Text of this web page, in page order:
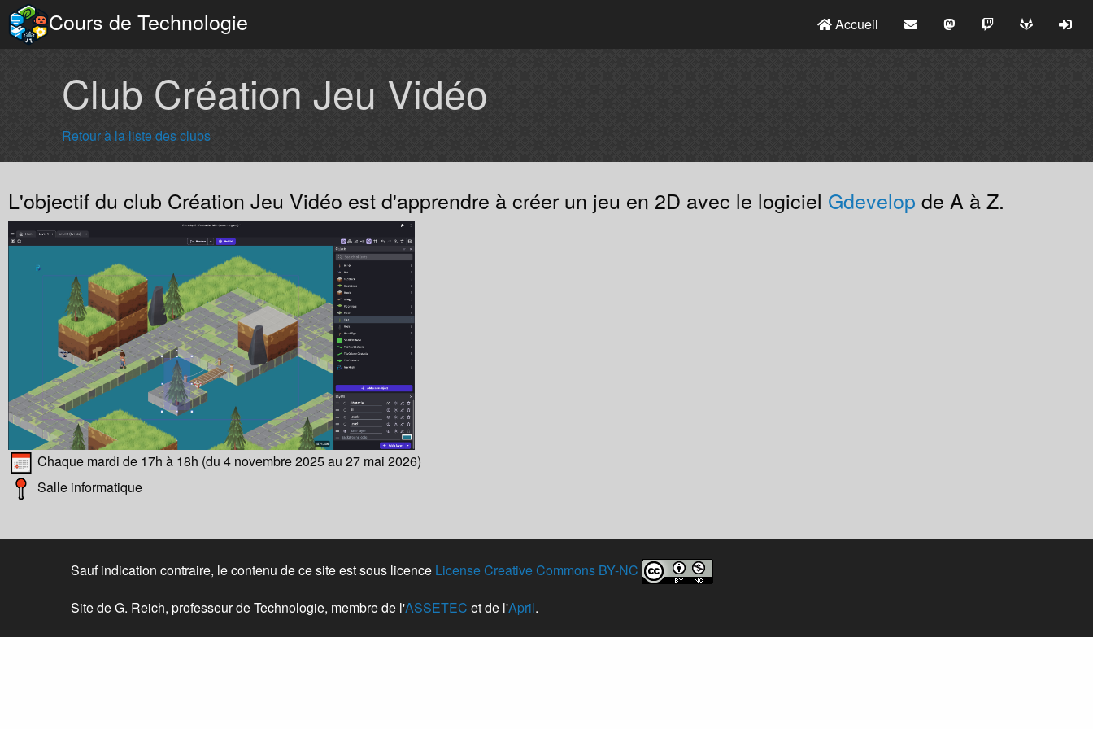
Cours de Technologie Accueil
Club Création Jeu Vidéo
Retour à la liste des clubs
L'objectif du club Création Jeu Vidéo est d'apprendre à créer un jeu en 2D avec le logiciel Gdevelop de A à Z.
Chaque mardi de 17h à 18h (du 4 novembre 2025 au 27 mai 2026)
Salle informatique
Sauf indication contraire, le contenu de ce site est sous licence License Creative Commons BY-NC
Site de G. Reich, professeur de Technologie, membre de l'ASSETEC et de l'April.